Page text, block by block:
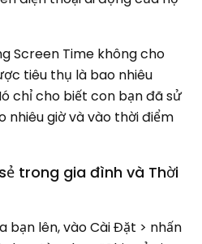
Screen Time không cho
tiêu thụ là bao nhiêu
chỉ cho biết con bạn đã sử
nhiêu giờ và vào thời điểm
trong gia đình và Thời
bạn lên, vào Cài Đặt > nhấn